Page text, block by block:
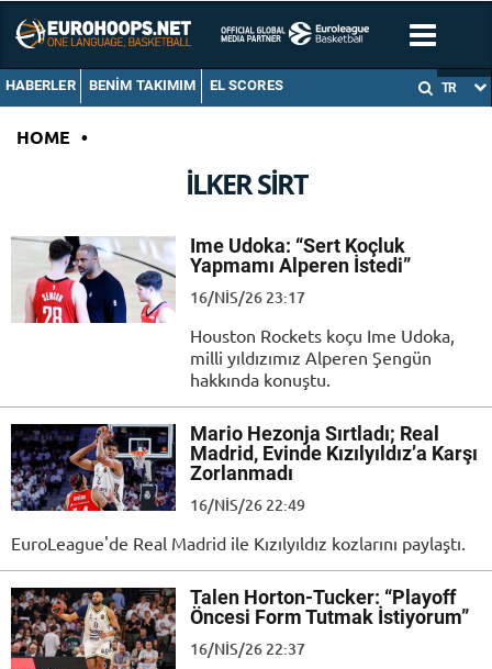
HABERLER BENIM TAKIMIM EL SCORES TR
HOME •
İLKER SIRT
Ime Udoka: “Sert Koçluk
Yapmamı Alperen İstedi”
16/NIS/26 23:17
Houston Rockets koçu Ime Udoka,
milli yıldızımız Alperen Şengün
hakkında konuştu.
Mario Hezonja Sırtladı; Real
Madrid, Evinde Kızılyıldız’a Karşı
Zorlanmadı
16/NIS/26 22:49
EuroLeague'de Real Madrid ile Kızılyıldız kozlarını paylaştı.
Talen Horton-Tucker: “Playoff
Öncesi Form Tutmak İstiyorum”
16/NIS/26 22:37